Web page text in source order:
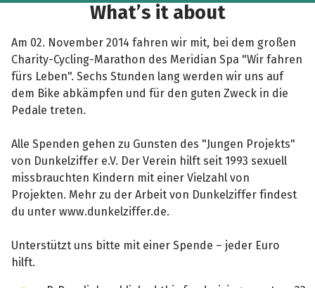
What’s it about
Am 02. November 2014 fahren wir mit, bei dem großen
Charity-Cycling-Marathon des Meridian Spa "Wir fahren
fürs Leben". Sechs Stunden lang werden wir uns auf
dem Bike abkämpfen und für den guten Zweck in die
Pedale treten.
Alle Spenden gehen zu Gunsten des "Jungen Projekts"
von Dunkelziffer e.V. Der Verein hilft seit 1993 sexuell
missbrauchten Kindern mit einer Vielzahl von
Projekten. Mehr zu der Arbeit von Dunkelziffer findest
du unter www.dunkelziffer.de.
Unterstützt uns bitte mit einer Spende – jeder Euro
hilft.